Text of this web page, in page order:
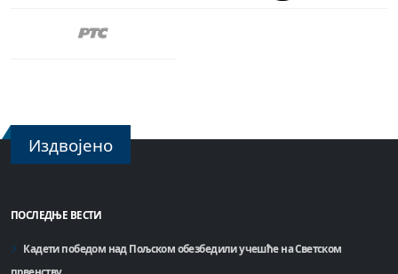
Издвојено
ПОСЛЕДЊЕ ВЕСТИ
Кадети победом над Пољском обезбедили учешће на Светском